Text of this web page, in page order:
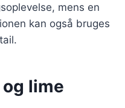
mens en
kan også bruges
lime